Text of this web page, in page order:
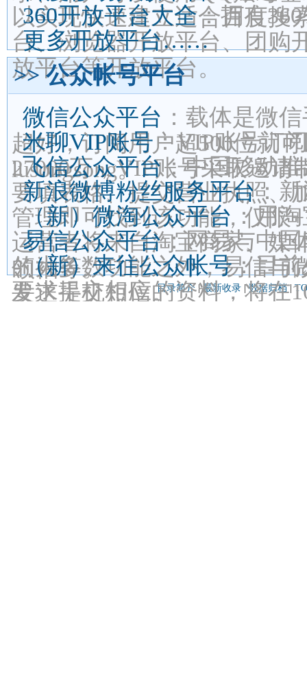
以实现快速建立适合百度搜
360开放平台大全：拥有
台、浏览器开放平台、团购
放平台等开放平台。
更多开放平台……
>> 公众帐号平台
微信公众平台 ：载体是微
超好，订阅用户超500位就
lusongsong。
米聊VIP账号：VIP账号订
27000万，VIP账号采取邀请
飞信公众平台：中国移动
要填表格、提交营业执照、
新浪微博粉丝服务平台：
管理即可找到该功能，仅限
（新）微淘公众平台：用
运营者将来自淘宝商家、媒
领袖等。
易信公众平台：网易与中
的大多数功能之外，易信与
发送手机短信。
（新）来往公众帐号：目
要求提交相应的资料，将在
目录简介|最新收录|数据归档|